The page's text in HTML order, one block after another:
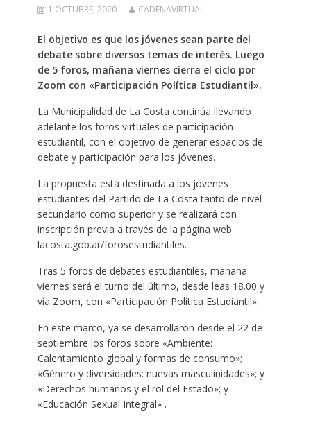
1 OCTUBRE, 2020 CADENAVIRTUAL
El objetivo es que los jóvenes sean parte del
debate sobre diversos temas de interés. Luego
de 5 foros, mañana viernes cierra el ciclo por
Zoom con «Participación Política Estudiantil».
La Municipalidad de La Costa continúa llevando
adelante los foros virtuales de participación
estudiantil, con el objetivo de generar espacios de
debate y participación para los jóvenes.
La propuesta está destinada a los jóvenes
estudiantes del Partido de La Costa tanto de nivel
secundario como superior y se realizará con
inscripción previa a través de la página web
lacosta.gob.ar/forosestudiantiles.
Tras 5 foros de debates estudiantiles, mañana
viernes será el turno del último, desde leas 18.00 y
vía Zoom, con «Participación Política Estudiantil».
En este marco, ya se desarrollaron desde el 22 de
septiembre los foros sobre «Ambiente:
Calentamiento global y formas de consumo»;
«Género y diversidades: nuevas masculinidades»; y
«Derechos humanos y el rol del Estado»; y
«Educación Sexual Integral» .